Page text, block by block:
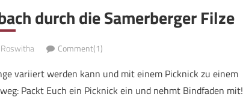
durch die Samerberger Filze
Roswitha Comment(1)
variiert werden kann und mit einem Picknick zu einem
Packt Euch ein Picknick ein und nehmt Bindfaden mit!